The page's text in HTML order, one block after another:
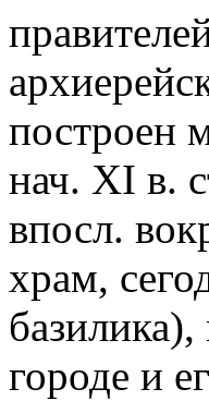
построен
нач. XI в.
впосл.
храм,
городе и